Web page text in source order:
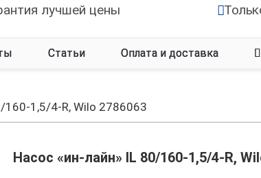
лучшей цены
Статьи Оплата и доставка
160-1,5/4-R, Wilo 2786063
Насос «ин-лайн» IL 80/160-1,5/4-R,